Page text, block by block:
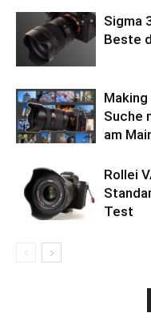
Sigma
Beste
Suche
am
Rollei
Test